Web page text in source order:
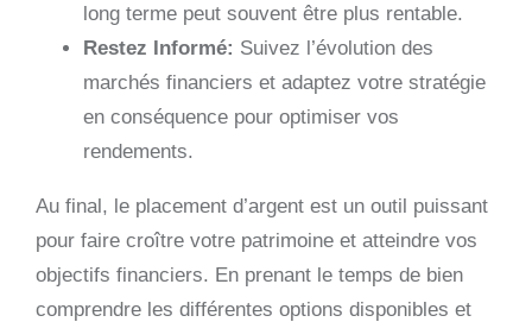
long terme peut souvent être plus rentable.
Restez Informé: Suivez l’évolution des
marchés financiers et adaptez votre stratégie
en conséquence pour optimiser vos
rendements.
Au final, le placement d’argent est un outil puissant
pour faire croître votre patrimoine et atteindre vos
objectifs financiers. En prenant le temps de bien
comprendre les différentes options disponibles et